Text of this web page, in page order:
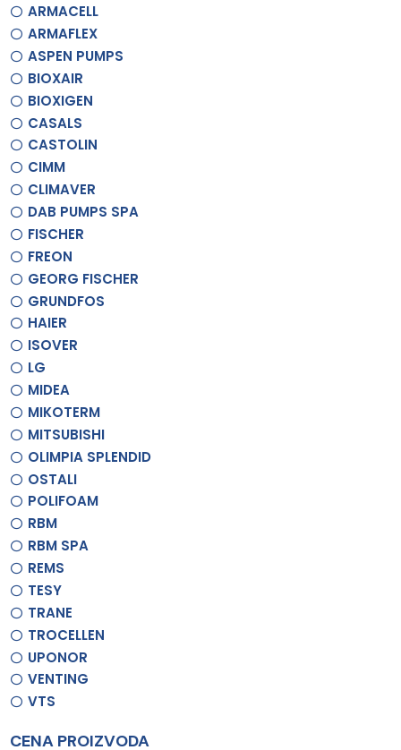
ARMACELL
ARMAFLEX
ASPEN PUMPS
BIOXAIR
BIOXIGEN
CASALS
CASTOLIN
CIMM
CLIMAVER
DAB PUMPS SPA
FISCHER
FREON
GEORG FISCHER
GRUNDFOS
HAIER
ISOVER
LG
MIDEA
MIKOTERM
MITSUBISHI
OLIMPIA SPLENDID
OSTALI
POLIFOAM
RBM
RBM SPA
REMS
TESY
TRANE
TROCELLEN
UPONOR
VENTING
VTS
CENA PROIZVODA